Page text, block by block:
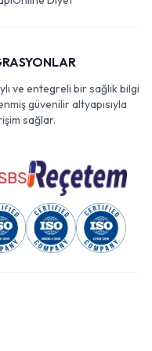
ve entegreli bir sağlık bilgi
güvenilir altyapısıyla
sağlar.